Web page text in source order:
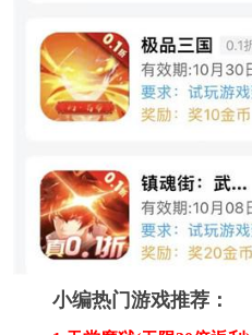
小编热门游戏推荐：